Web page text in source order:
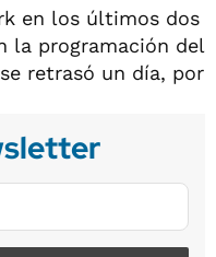
en los últimos dos
la programación del
retrasó un día, por